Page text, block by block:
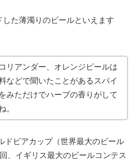
た薄濁りのビールといえます
リアンダー、オレンジピールは
などで聞いたことがあるスパイ
みただけでハーブの香りがして
。
ドビアカップ（世界最大のビール
、イギリス最大のビールコンテス